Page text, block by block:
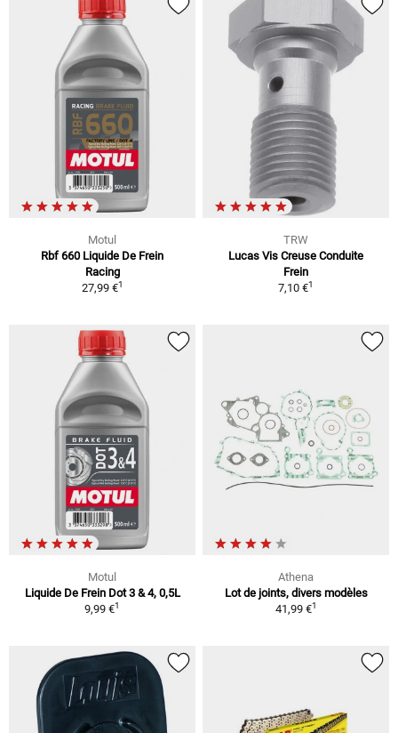
Motul
Rbf 660 Liquide De Frein
Racing
27,99 €1
TRW
Lucas Vis Creuse Conduite
Frein
7,10 €1
Motul
Liquide De Frein Dot 3 & 4, 0,5L
9,99 €1
Athena
Lot de joints, divers modèles
41,99 €1